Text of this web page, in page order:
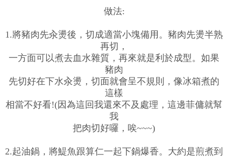
做法:
1.將豬肉先汆燙後，切成適當小塊備用。豬肉先燙半熟
再切，
一方面可以煮去血水雜質，再來就是利於成型。如果
豬肉
先切好在下水汆燙，切面就會呈不規則，像冰箱煮的
這樣
相當不好看!(因為這回我還來不及處理，這邊菲傭就幫
我
把肉切好囉，唉~~~)
2.起油鍋，將鯷魚跟算仁一起下鍋爆香。大約是煎煮到